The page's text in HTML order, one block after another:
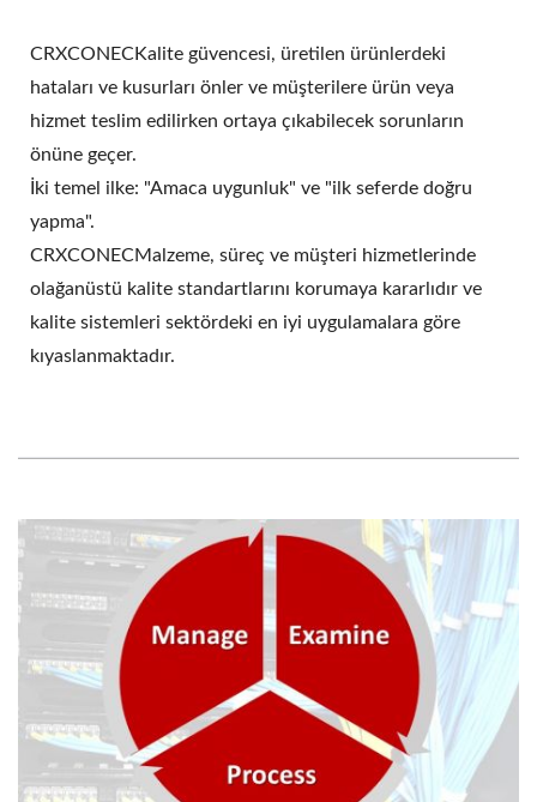
CRXCONECKalite güvencesi, üretilen ürünlerdeki
hataları ve kusurları önler ve müşterilere ürün veya
hizmet teslim edilirken ortaya çıkabilecek sorunların
önüne geçer.
İki temel ilke: "Amaca uygunluk" ve "ilk seferde doğru
yapma".
CRXCONECMalzeme, süreç ve müşteri hizmetlerinde
olağanüstü kalite standartlarını korumaya kararlıdır ve
kalite sistemleri sektördeki en iyi uygulamalara göre
kıyaslanmaktadır.